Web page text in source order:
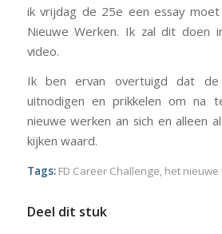
ik vrijdag de 25e een essay
Nieuwe Werken. Ik zal dit doen
video.
Ik ben ervan overtuigd dat de
uitnodigen en prikkelen om na
nieuwe werken an sich en alleen
kijken waard.
Tags: FD Career Challenge, het nieuwe
Deel dit stuk